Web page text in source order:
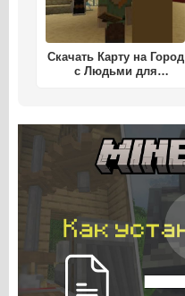
Скачать Карту на Город
с Людьми для